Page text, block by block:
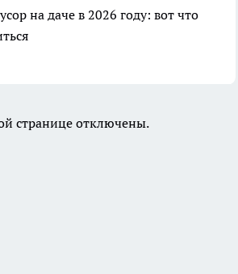
на даче в 2026 году: вот что
странице отключены.